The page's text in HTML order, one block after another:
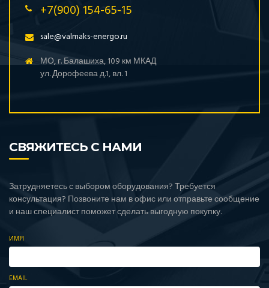
+7(900) 154-65-15
sale@valmaks-energo.ru
МО, г. Балашиха, 109 км МКАД
ул. Дорофеева д.1, вл. 1
СВЯЖИТЕСЬ С НАМИ
Затрудняетесь с выбором оборудования? Требуется
консультация? Позвоните нам в офис или отправьте сообщение
и наш специалист поможет сделать выгодную покупку.
ИМЯ
EMAIL